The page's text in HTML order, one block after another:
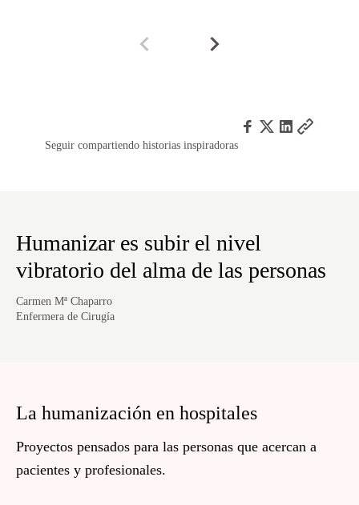
Seguir compartiendo historias inspiradoras
Humanizar es subir el nivel
vibratorio del alma de las personas
Carmen Mª Chaparro
Enfermera de Cirugía
La humanización en hospitales
Proyectos pensados para las personas que acercan a
pacientes y profesionales.